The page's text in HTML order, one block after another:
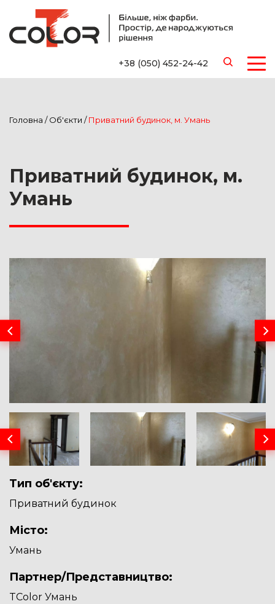
+38 (050) 452-24-42
Головна /Об'єкти /Приватний будинок, м. Умань
Приватний будинок, м.
Умань
Тип об'єкту:
Приватний будинок
Місто:
Умань
Партнер/Представництво:
TColor Умань